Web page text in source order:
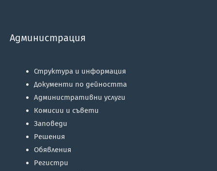
Администрация
Структура и информация
Документи по дейността
Административни услуги
Комисии и съвети
Заповеди
Решения
Обявления
Регистри